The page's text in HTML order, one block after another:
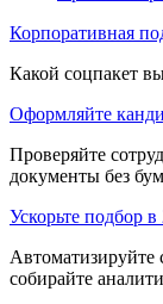
Корпоративная
Какой соцпакет
Оформляйте
Проверяйте
документы без
Ускорьте подбор в
Автоматизируйте
собирайте